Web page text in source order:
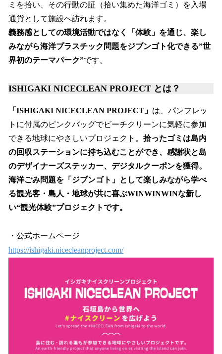
ミを拾い、その行動の証（拾い集めた海洋ゴミ）を入場
通貨として施設へ訪れます。
義務感としての環境活動ではなく「体験」を通じ、楽し
みながら海洋プラスチック問題をジブンゴト化できる”世
界初のテーマパーク”です。
ISHIGAKI NICECLEAN PROJECT とは？
「ISHIGAKI NICECLEAN PROJECT」 は、パンフレッ
トに付属のピンクバッグでビーチクリーンに気軽に参加
できる地球にやさしいプロジェクト。 拾ったゴミは島内
の回収ステーションに持ち込むことができ、感謝状と島
のデザイナーズステッカー、デジタルクーポンを獲得。
海洋ごみ問題を「ジブンゴト」として楽しみながら学べ
る観光客・島人・地球が共に喜ぶWINWINWINな新し
い“観光体験”プロジェクトです。
・公式ホームページ
https://ishigaki.nicecleanproject.com/